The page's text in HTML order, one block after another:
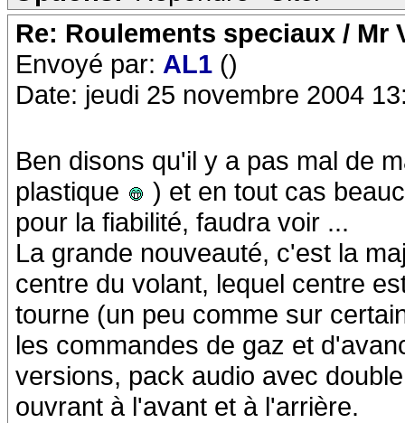
Re: Roulements speciaux / Mr
Envoyé par: AL1 ()
Date: jeudi 25 novembre 2004
Ben disons qu'il y a pas mal de
plastique
) et en tout cas
pour la fiabilité, faudra voir ...
La grande nouveauté, c'est la
centre du volant, lequel centre
tourne (un peu comme sur
les commandes de gaz et
versions, pack audio avec
ouvrant à l'avant et à l'arrière.